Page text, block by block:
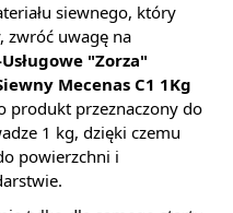
siewnego, który
zwróć uwagę na
"Zorza"
Mecenas C1 1Kg
produkt przeznaczony do
1 kg, dzięki czemu
powierzchni i